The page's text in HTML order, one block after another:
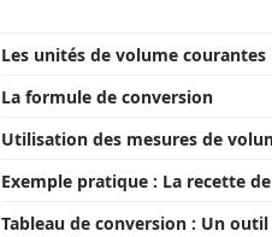
Les unités de volume courantes
La formule de conversion
Utilisation des mesures de
Exemple pratique : La recette
Tableau de conversion : Un